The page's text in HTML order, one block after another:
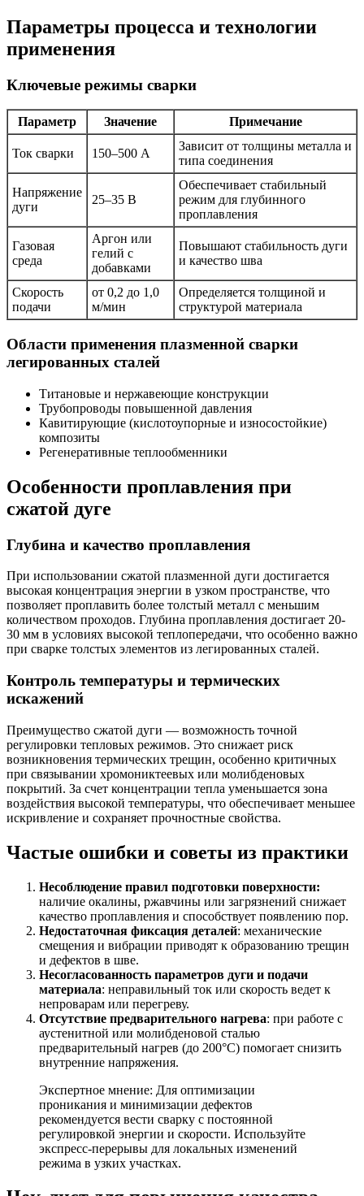
Параметры процесса и технологии
применения
Ключевые режимы сварки
Параметр Значение Примечание
Ток сварки 150–500 А
Зависит от толщины металла и
типа соединения
Напряжение
дуги
25–35 В
Обеспечивает стабильный
режим для глубинного
проплавления
Газовая
среда
Аргон или
гелий с
добавками
Повышают стабильность дуги
и качество шва
Скорость
подачи
от 0,2 до 1,0
м/мин
Определяется толщиной и
структурой материала
Области применения плазменной сварки
легированных сталей
Титановые и нержавеющие конструкции
Трубопроводы повышенной давления
Кавитирующие (кислотоупорные и износостойкие)
композиты
Регенеративные теплообменники
Особенности проплавления при
сжатой дуге
Глубина и качество проплавления
При использовании сжатой плазменной дуги достигается
высокая концентрация энергии в узком пространстве, что
позволяет проплавить более толстый металл с меньшим
количеством проходов. Глубина проплавления достигает 20-
30 мм в условиях высокой теплопередачи, что особенно важно
при сварке толстых элементов из легированных сталей.
Контроль температуры и термических
искажений
Преимущество сжатой дуги — возможность точной
регулировки тепловых режимов. Это снижает риск
возникновения термических трещин, особенно критичных
при связывании хромониктеевых или молибденовых
покрытий. За счет концентрации тепла уменьшается зона
воздействия высокой температуры, что обеспечивает меньшее
искривление и сохраняет прочностные свойства.
Частые ошибки и советы из практики
Несоблюдение правил подготовки поверхности:
наличие окалины, ржавчины или загрязнений снижает
качество проплавления и способствует появлению пор.
Недостаточная фиксация деталей: механические
смещения и вибрации приводят к образованию трещин
и дефектов в шве.
Несогласованность параметров дуги и подачи
материала: неправильный ток или скорость ведет к
непроварам или перегреву.
Отсутствие предварительного нагрева: при работе с
аустенитной или молибденовой сталью
предварительный нагрев (до 200°C) помогает снизить
внутренние напряжения.
Экспертное мнение: Для оптимизации
проникания и минимизации дефектов
рекомендуется вести сварку с постоянной
регулировкой энергии и скорости. Используйте
экспресс-перерывы для локальных изменений
режима в узких участках.